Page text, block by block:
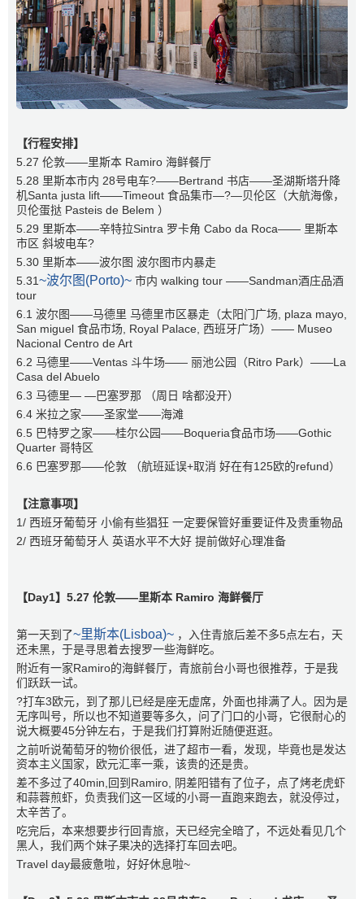
【行程安排】
5.27 伦敦—️—里斯本 Ramiro 海鲜餐厅
5.28 里斯本市内 28号电车?——Bertrand 书店——圣湖斯塔升降
机Santa justa lift——Timeout 食品集市—?—贝伦区（大航海像，
贝伦蛋挞 Pasteis de Belem ）
5.29 里斯本——辛特拉Sintra 罗卡角 Cabo da Roca—— 里斯本
市区 斜坡电车?
5.30 里斯本——波尔图 波尔图市内暴走
5.31~波尔图(Porto)~ 市内 walking tour ——Sandman酒庄品酒
tour
6.1 波尔图—️—马德里 马德里市区暴走（太阳门广场, plaza mayo,
San miguel 食品市场, Royal Palace, 西班牙广场）—— Museo
Nacional Centro de Art
6.2 马德里——Ventas 斗牛场—— 丽池公园（Ritro Park）——La
Casa del Abuelo
6.3 马德里— —巴塞罗那 （周日 啥都没开）
6.4 米拉之家——圣家堂——海滩
6.5 巴特罗之家——桂尔公园——Boqueria食品市场——Gothic
Quarter 哥特区
6.6 巴塞罗那—️—伦敦 （航班延误+取消 好在有125欧的refund）
【注意事项】
1/ 西班牙葡萄牙 小偷有些猖狂 一定要保管好重要证件及贵重物品
2/ 西班牙葡萄牙人 英语水平不大好 提前做好心理准备
【Day1】5.27 伦敦—️—里斯本 Ramiro 海鲜餐厅
第一天到了~里斯本(Lisboa)~ ，入住青旅后差不多5点左右，天
还未黑，于是寻思着去搜罗一些海鲜吃。
附近有一家Ramiro的海鲜餐厅，青旅前台小哥也很推荐，于是我
们跃跃一试。
?打车3欧元，到了那儿已经是座无虚席，外面也排满了人。因为是
无序叫号，所以也不知道要等多久，问了门口的小哥，它很耐心的
说大概要45分钟左右，于是我们打算附近随便逛逛。
之前听说葡萄牙的物价很低，进了超市一看，发现，毕竟也是发达
资本主义国家，欧元汇率一乘，该贵的还是贵。
差不多过了40min,回到Ramiro, 阴差阳错有了位子，点了烤老虎虾
和蒜蓉煎虾，负责我们这一区域的小哥一直跑来跑去，就没停过，
太辛苦了。
吃完后，本来想要步行回青旅，天已经完全暗了，不远处看见几个
黑人，我们两个妹子果决的选择打车回去吧。
Travel day最疲惫啦，好好休息啦~